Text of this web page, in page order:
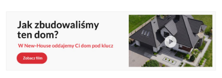
KALKULATOR BUDOWY
BLOG
O NAS
KONAKT